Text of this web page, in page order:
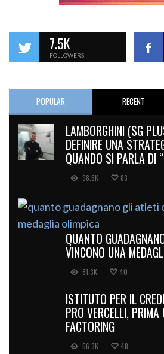
7.5K
FOLLOWERS
POPULAR RECENT
LAMBORGHINI (SG
DEFINIRE UNA
QUANDO SI PARLA DI
98.6K 83
QUANTO
VINCONO UNA
81.3K 40
ISTITUTO PER IL
PRO VERCELLI, PRIMA
FACTORING
66.3K 48